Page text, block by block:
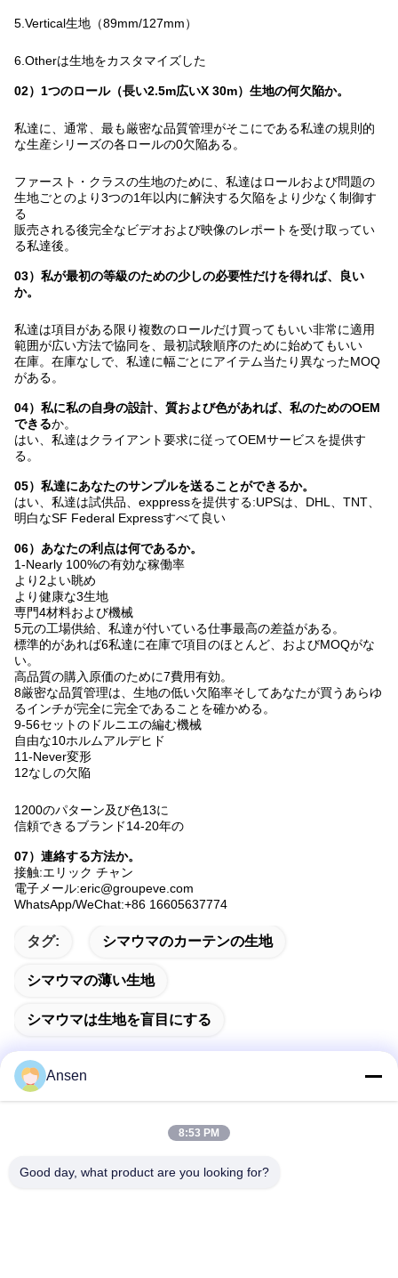
5.Vertical生地（89mm/127mm）
6.Otherは生地をカスタマイズした
02）1つのロール（長い2.5m広いX 30m）生地の何欠陥か。
私達に、通常、最も厳密な品質管理がそこにである私達の規則的
な生産シリーズの各ロールの0欠陥ある。
ファースト・クラスの生地のために、私達はロールおよび問題の
生地ごとのより3つの1年以内に解決する欠陥をより少なく制御す
る
販売される後完全なビデオおよび映像のレポートを受け取ってい
る私達後。
03）私が最初の等級のための少しの必要性だけを得れば、良い
か。
私達は項目がある限り複数のロールだけ買ってもいい非常に適用
範囲が広い方法で協同を、最初試験順序のために始めてもいい
在庫。在庫なしで、私達に幅ごとにアイテム当たり異なったMOQ
がある。
04）私に私の自身の設計、質および色があれば、私のためのOEM
できるか。
はい、私達はクライアント要求に従ってOEMサービスを提供す
る。
05）私達にあなたのサンプルを送ることができるか。
はい、私達は試供品、exppressを提供する:UPSは、DHL、TNT、
明白なSF Federal Expressすべて良い
06）あなたの利点は何であるか。
1-Nearly 100%の有効な稼働率
より2よい眺め
より健康な3生地
専門4材料および機械
5元の工場供給、私達が付いている仕事最高の差益がある。
標準的があれば6私達に在庫で項目のほとんど、およびMOQがな
い。
高品質の購入原価のために7費用有効。
8厳密な品質管理は、生地の低い欠陥率そしてあなたが買うあらゆ
るインチが完全に完全であることを確かめる。
9-56セットのドルニエの編む機械
自由な10ホルムアルデヒド
11-Never変形
12なしの欠陥
1200のパターン及び色13に
信頼できるブランド14-20年の
07）連絡する方法か。
接触:エリック チャン
電子メール:eric@groupeve.com
WhatsApp/WeChat:+86 16605637774
タグ: シマウマのカーテンの生地
シマウマの薄い生地
シマウマは生地を盲目にする
アドレス
Ansen
8:53 PM
Good day, what product are you looking for?